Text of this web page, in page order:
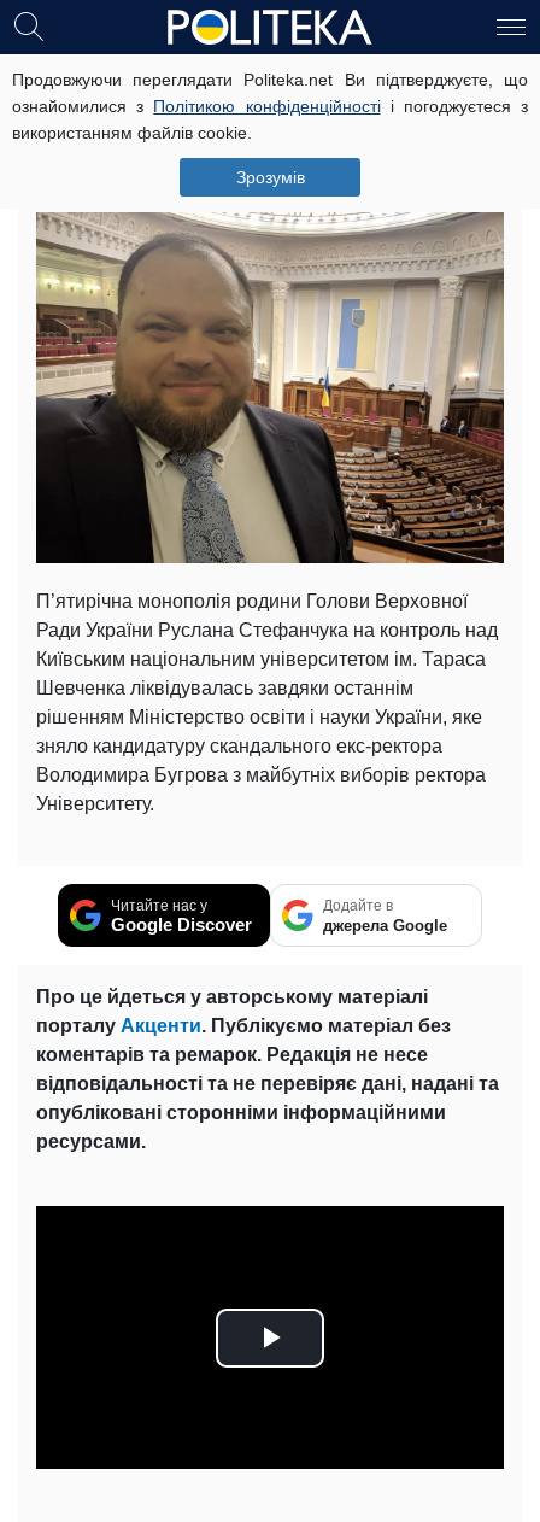
Продовжуючи переглядати Politeka.net Ви підтверджуєте, що
ознайомилися з Політикою конфіденційностіі погоджуєтеся з
використанням файлів cookie.
Зрозумів
ЗМІ: Руслан Стефанчук планує
скасувати вибори ректора
Університету Шевченка
П’ятирічна монополія родини Голови Верховної
Ради України Руслана Стефанчука на контроль над
Київським національним університетом ім. Тараса
Шевченка ліквідувалась завдяки останнім
рішенням Міністерство освіти і науки України, яке
зняло кандидатуру скандального екс-ректора
Володимира Бугрова з майбутніх виборів ректора
Університету.
Читайте нас у
Google Discover
Додайте в
джерела Google
Про це йдеться у авторському матеріалі
порталу Акценти. Публікуємо матеріал без
коментарів та ремарок. Редакція не несе
відповідальності та не перевіряє дані, надані та
опубліковані сторонніми інформаційними
ресурсами.
Play